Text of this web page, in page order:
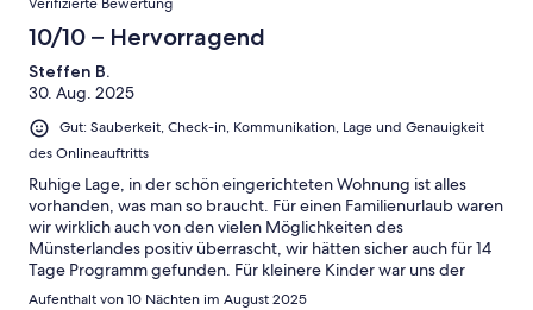
Verifizierte Bewertung
10/10 – Hervorragend
Steffen B.
30. Aug. 2025
Gut: Sauberkeit, Check-in, Kommunikation, Lage und Genauigkeit
des Onlineauftritts
Ruhige Lage, in der schön eingerichteten Wohnung ist alles
vorhanden, was man so braucht. Für einen Familienurlaub waren
wir wirklich auch von den vielen Möglichkeiten des
Münsterlandes positiv überrascht, wir hätten sicher auch für 14
Tage Programm gefunden. Für kleinere Kinder war uns der
Fahrradverkehr allerdings zu gefährlich und wir waren in der
Aufenthalt von 10 Nächten im August 2025